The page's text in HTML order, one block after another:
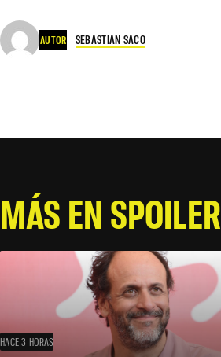
AUTOR SEBASTIAN SACO
MÁS EN SPOILER
HACE 3 HORAS